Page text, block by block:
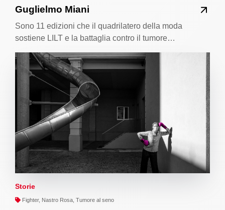
Guglielmo Miani
Sono 11 edizioni che il quadrilatero della moda
sostiene LILT e la battaglia contro il tumore…
Storie
Fighter, Nastro Rosa, Tumore al seno